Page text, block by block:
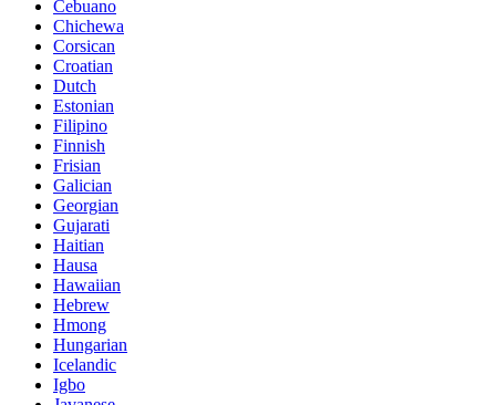
Cebuano
Chichewa
Corsican
Croatian
Dutch
Estonian
Filipino
Finnish
Frisian
Galician
Georgian
Gujarati
Haitian
Hausa
Hawaiian
Hebrew
Hmong
Hungarian
Icelandic
Igbo